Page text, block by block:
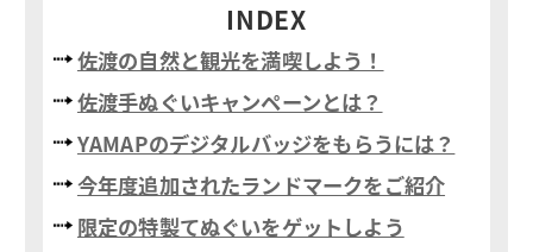
INDEX
佐渡の自然と観光を満喫しよう！
佐渡手ぬぐいキャンペーンとは？
YAMAPのデジタルバッジをもらうには？
今年度追加されたランドマークをご紹介
限定の特製てぬぐいをゲットしよう